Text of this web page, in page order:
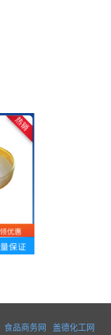
食品商务网 盖德化工网